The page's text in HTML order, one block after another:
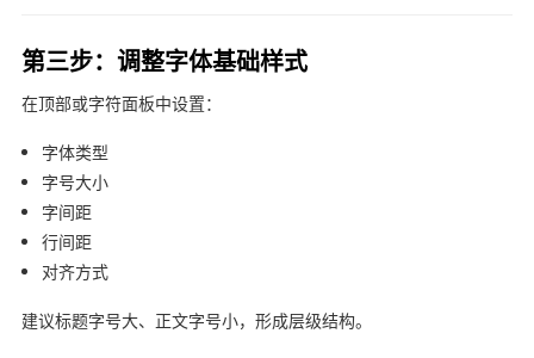
第三步：调整字体基础样式
在顶部或字符面板中设置：
字体类型
字号大小
字间距
行间距
对齐方式
建议标题字号大、正文字号小，形成层级结构。